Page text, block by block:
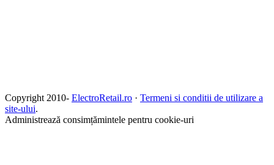
Copyright 2010- ElectroRetail.ro · Termeni si conditii de utilizare a
site-ului.
Administrează consimțămintele pentru cookie-uri